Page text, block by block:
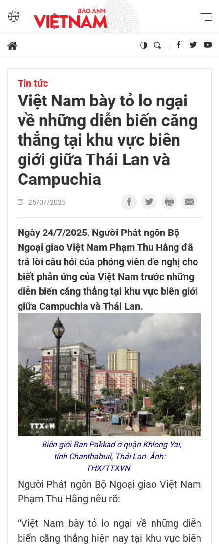
Tin tức
Việt Nam bày tỏ lo ngại
về những diễn biến căng
thẳng tại khu vực biên
giới giữa Thái Lan và
Campuchia
25/07/2025
Ngày 24/7/2025, Người Phát ngôn Bộ
Ngoại giao Việt Nam Phạm Thu Hằng đã
trả lời câu hỏi của phóng viên đề nghị cho
biết phản ứng của Việt Nam trước những
diễn biến căng thẳng tại khu vực biên giới
giữa Campuchia và Thái Lan.
Biên giới Ban Pakkad ở quận Khlong Yai,
tỉnh Chanthaburi, Thái Lan. Ảnh:
THX/TTXVN
Người Phát ngôn Bộ Ngoại giao Việt Nam
Phạm Thu Hằng nêu rõ:
“Việt Nam bày tỏ lo ngại về những diễn
biến căng thẳng hiện nay tại khu vực biên